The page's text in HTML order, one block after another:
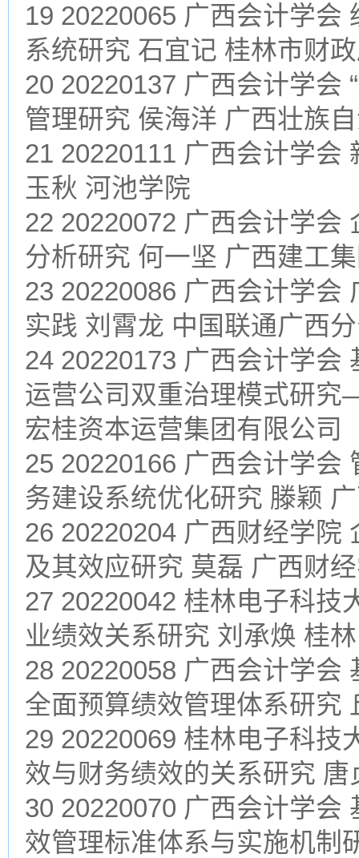
19 20220065 广西会计学会
系统研究 石宜记 桂林市财
20 20220137 广西会计学会
管理研究 侯海洋 广西壮族
21 20220111 广西会计学会
玉秋 河池学院
22 20220072 广西会计学会
分析研究 何一坚 广西建工
23 20220086 广西会计学会
实践 刘霄龙 中国联通广西
24 20220173 广西会计学会
运营公司双重治理模式研
宏桂资本运营集团有限公司
25 20220166 广西会计学会
务建设系统优化研究 滕颖
26 20220204 广西财经学院
及其效应研究 莫磊 广西财
27 20220042 桂林电子科技
业绩效关系研究 刘承焕 桂
28 20220058 广西会计学会
全面预算绩效管理体系研究
29 20220069 桂林电子科技
效与财务绩效的关系研究
30 20220070 广西会计学会
效管理标准体系与实施机制